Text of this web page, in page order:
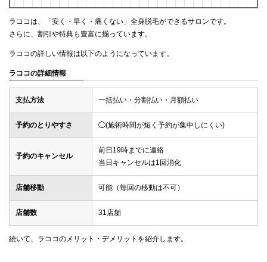
ラココは、「安く・早く・痛くない」全身脱毛ができるサロンです。
さらに、割引や特典も豊富に揃っています。
ラココの詳しい情報は以下のようになっています。
ラココの詳細情報
支払方法 一括払い・分割払い・月額払い
予約のとりやすさ ◯(施術時間が短く予約が集中しにくい)
予約のキャンセル
前日19時までに連絡
当日キャンセルは1回消化
店舗移動 可能（毎回の移動は不可）
店舗数 31店舗
続いて、ラココのメリット・デメリットを紹介します。